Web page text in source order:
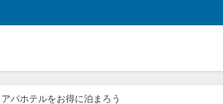
パホテルをお得に泊まろう